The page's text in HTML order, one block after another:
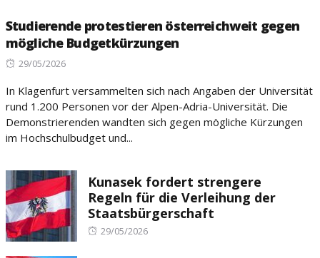
Studierende protestieren österreichweit gegen
mögliche Budgetkürzungen
Posted
29/05/2026
In Klagenfurt versammelten sich nach Angaben der Universität
rund 1.200 Personen vor der Alpen-Adria-Universität. Die
Demonstrierenden wandten sich gegen mögliche Kürzungen
im Hochschulbudget und...
Kunasek fordert strengere
Regeln für die Verleihung der
Staatsbürgerschaft
Posted
29/05/2026